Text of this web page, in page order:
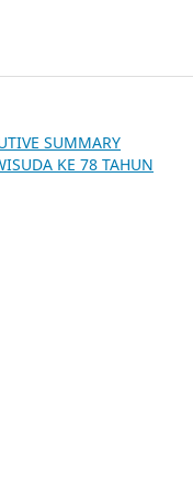
SUMMARY
KE 78 TAHUN